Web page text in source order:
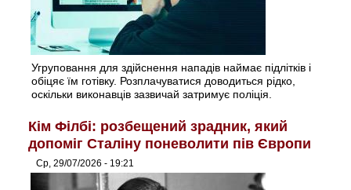
Угруповання для здійснення нападів наймає підлітків і
обіцяє їм готівку. Розплачуватися доводиться рідко,
оскільки виконавців зазвичай затримує поліція.
Кім Філбі: розбещений зрадник, який
допоміг Сталіну поневолити пів Європи
Ср, 29/07/2026 - 19:21